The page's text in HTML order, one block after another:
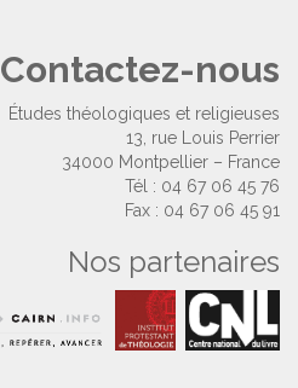
Contactez-nous
Études théologiques et religieuses
13, rue Louis Perrier
34000 Montpellier – France
Tél : 04 67 06 45 76
Fax : 04 67 06 45 91
Nos partenaires